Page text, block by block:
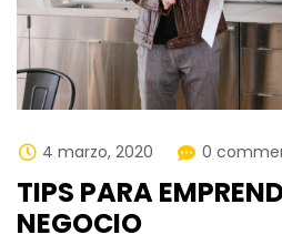
4 marzo, 2020 0
TIPS PARA
NEGOCIO